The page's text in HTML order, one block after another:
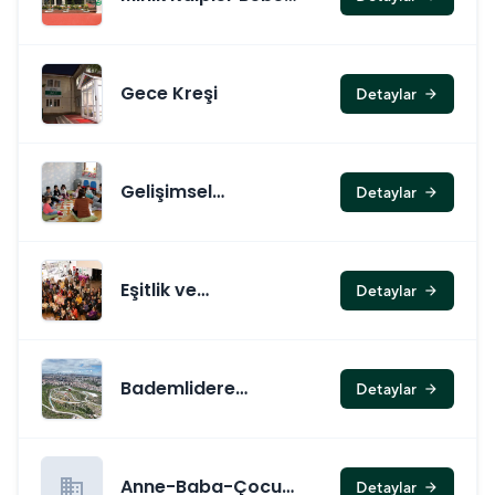
Gece Kreşi Detaylar arrow_forward
Gelişimsel
Detaylar arrow_forward
Eşitlik ve
Detaylar arrow_forward
Bademlidere
Detaylar arrow_forward
business Anne-Baba-Çocuk Detaylar arrow_forward